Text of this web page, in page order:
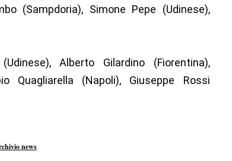
(Sampdoria), Simone Pepe (Udinese),
Alberto Gilardino (Fiorentina),
Quagliarella (Napoli), Giuseppe Rossi
news